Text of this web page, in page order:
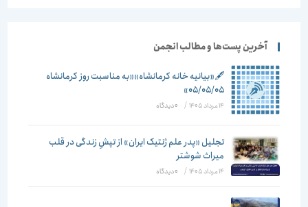
آخرین پست‌ها و مطالب انجمن
🖋️«بیانیه خانه کرمانشاه»«به مناسبت روز کرمانشاه
۰۵/۰۵/۰۵»
14 مرداد 1405 / ۰ دیدگاه
تجلیل «پدر علم ژنتیک ایران» از تپشِ زندگی در قلب
میراث شوشتر
14 مرداد 1405 / ۰ دیدگاه